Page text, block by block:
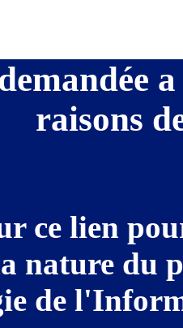
a
raisons
ce lien
nature du
de